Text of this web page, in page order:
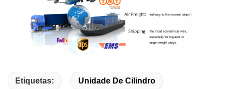
Etiquetas: Unidade De Cilindro